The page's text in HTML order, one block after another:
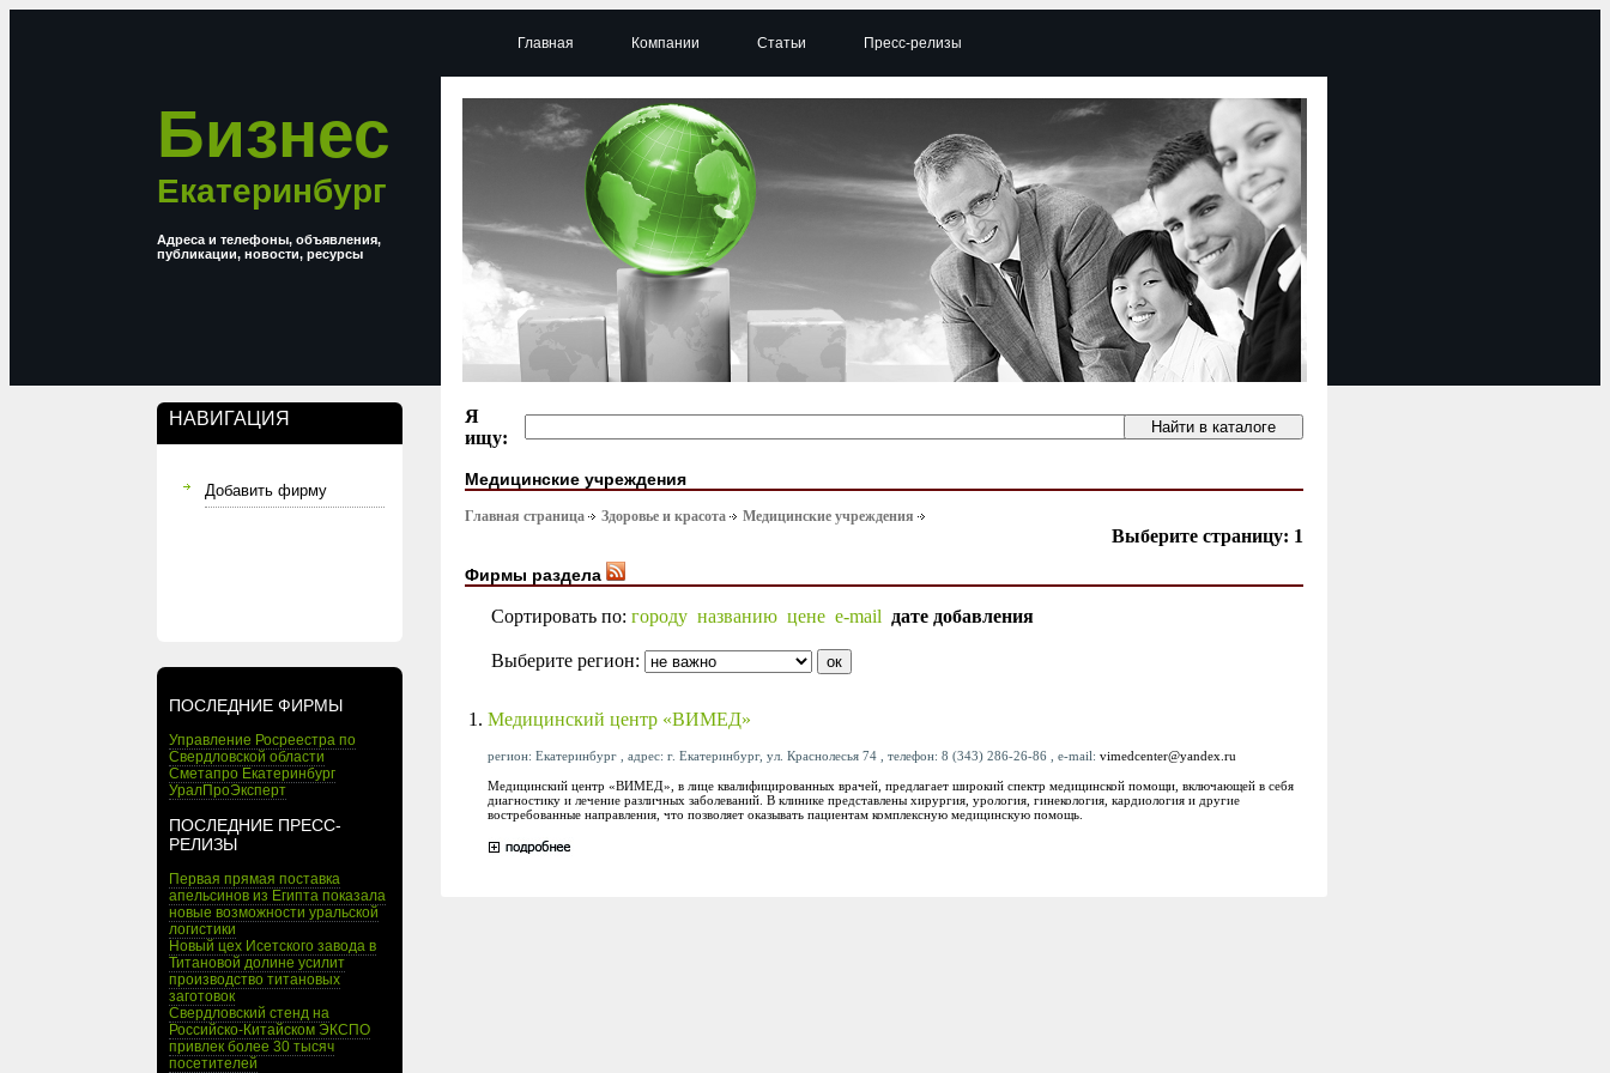
Бизнес
Екатеринбург
Адреса и телефоны, объявления,
публикации, новости, ресурсы
НАВИГАЦИЯ
Добавить фирму
ПОСЛЕДНИЕ ФИРМЫ
Управление Росреестра по
Свердловской области
Сметапро Екатеринбург
УралПроЭксперт
ПОСЛЕДНИЕ ПРЕСС-
РЕЛИЗЫ
Первая прямая поставка
апельсинов из Египта показала
новые возможности уральской
логистики
Новый цех Исетского завода в
Титановой долине усилит
производство титановых
заготовок
Свердловский стенд на
Российско-Китайском ЭКСПО
привлек более 30 тысяч
посетителей
Главная Компании Статьи Пресс-релизы
Я
ищу:
Медицинские учреждения
Главная страница Здоровье и красота Медицинские учреждения
Выберите страницу: 1
Фирмы раздела
Сортировать по: городу названию цене e-mail дате добавления
Выберите регион:
1. Медицинский центр «ВИМЕД»
регион: Екатеринбург , адрес: г. Екатеринбург, ул. Краснолесья 74 , телефон: 8 (343) 286-26-86 , e-mail: vimedcenter@yandex.ru
Медицинский центр «ВИМЕД», в лице квалифицированных врачей, предлагает широкий спектр медицинской помощи, включающей в себя
диагностику и лечение различных заболеваний. В клинике представлены хирургия, урология, гинекология, кардиология и другие
востребованные направления, что позволяет оказывать пациентам комплексную медицинскую помощь.